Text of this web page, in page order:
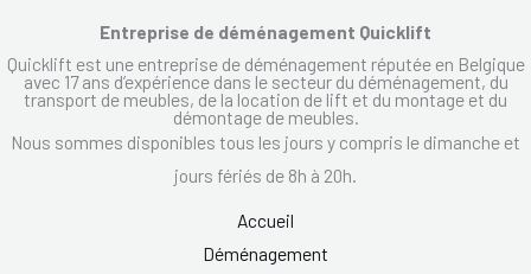
Entreprise de déménagement Quicklift
Quicklift est une entreprise de déménagement réputée en Belgique
avec 17 ans d’expérience dans le secteur du déménagement, du
transport de meubles, de la location de lift et du montage et du
démontage de meubles.
Nous sommes disponibles tous les jours y compris le dimanche et
jours fériés de 8h à 20h.
Accueil
Déménagement